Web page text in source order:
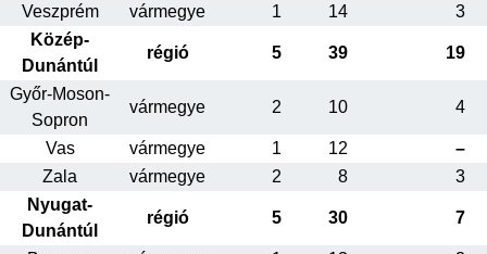
Veszprém vármegye 1 14
3
Közép-
Dunántúl
régió 5 39 19
Győr-Moson-
Sopron
vármegye 2 10 4
Vas vármegye 1 12
–
Zala
vármegye 2 8
3
Nyugat-
Dunántúl
régió 5 30 7